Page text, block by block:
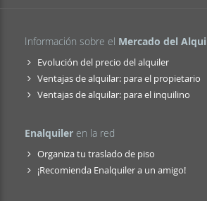
Información sobre el Mercado del
Evolución del precio del alquiler
Ventajas de alquilar: para el propietario
Ventajas de alquilar: para el inquilino
Enalquiler en la red
Organiza tu traslado de piso
¡Recomienda Enalquiler a un amigo!